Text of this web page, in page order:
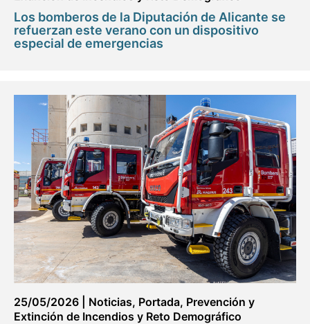
Los bomberos de la Diputación de Alicante se
refuerzan este verano con un dispositivo
especial de emergencias
25/05/2026 Noticias, Portada, Prevención y
Extinción de Incendios y Reto Demográfico